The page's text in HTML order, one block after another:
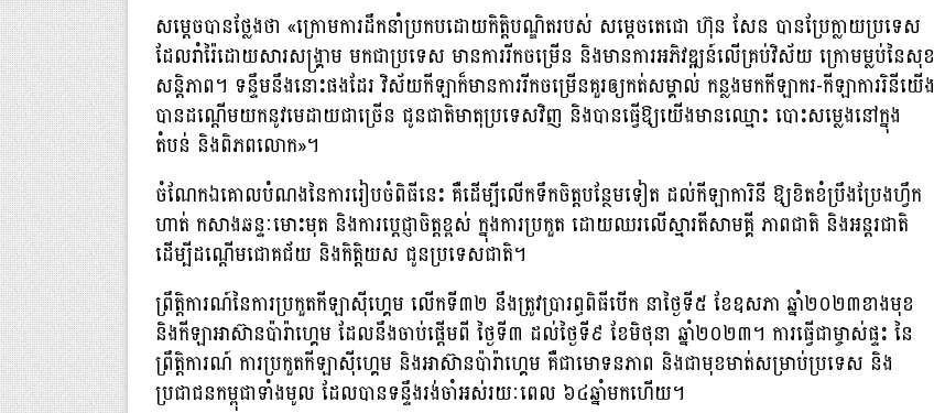
សម្តេចបានថ្លែងថា «ក្រោមការដឹកនាំប្រកបដោយកិត្តិបណ្ឌិតរបស់ សម្តេចតេជោ ហ៊ុន សែន បានប្រែក្លាយប្រទេស
ដែលរាំរ៉ៃដោយសារសង្គ្រាម មកជាប្រទេស មានការរីកចម្រើន និងមានការអភិវឌ្ឍន៍លើគ្រប់វិស័យ ក្រោមម្លប់នៃសុខ
សន្តិភាព។ ទន្ទឹមនឹងនោះផងដែរ វិស័យកីឡាក៏មានការរីកចម្រើនគួរឲ្យកត់សម្គាល់ កន្លងមកកីឡាករ-កីឡាការរិនីយើង
បានដណ្តើមយកនូវមេដាយជាច្រើន ជូនជាតិមាតុប្រទេសវិញ និងបានធ្វើឱ្យយើងមានឈ្មោះ បោះសម្លេងនៅក្នុង
តំបន់ និងពិភពលោក»។
ចំណែកឯគោលបំណងនៃការរៀបចំពិធីនេះ គឺដើម្បីលើកទឹកចិត្តបន្ថែមទៀត ដល់កីឡាការិនី ឱ្យខិតខំប្រឹងប្រែងហ្វឹក
ហាត់ កសាងឆន្ទៈមោះមុត និងការប្តេជ្ញាចិត្តខ្ពស់ ក្នុងការប្រកួត ដោយឈរលើស្មារតីសាមគ្គី ភាពជាតិ និងអន្តរជាតិ
ដើម្បីដណ្តើមជោគជ័យ និងកិត្តិយស ជូនប្រទេសជាតិ។
ព្រឹត្តិការណ៍នៃការប្រកួតកីឡាស៊ីហ្គេម លើកទី៣២ នឹងត្រូវប្រារព្ធពិធីបើក នាថ្ងៃទី៥ ខែឧសភា ឆ្នាំ២០២៣ខាងមុខ
និងកីឡាអាស៊ានប៉ារ៉ាហ្គេម ដែលនឹងចាប់ផ្តើមពី ថ្ងៃទី៣ ដល់ថ្ងៃទី៩ ខែមិថុនា ឆ្នាំ២០២៣។ ការធ្វើជាម្ចាស់ផ្ទះ នៃ
ព្រឹត្តិការណ៍ ការប្រកួតកីឡាស៊ីហ្គេម និងអាស៊ានប៉ារ៉ាហ្គេម គឺជាមោទនភាព និងជាមុខមាត់សម្រាប់ប្រទេស និង
ប្រជាជនកម្ពុជាទាំងមូល ដែលបានទន្ទឹងរង់ចាំអស់រយៈពេល ៦៤ឆ្នាំមកហើយ។